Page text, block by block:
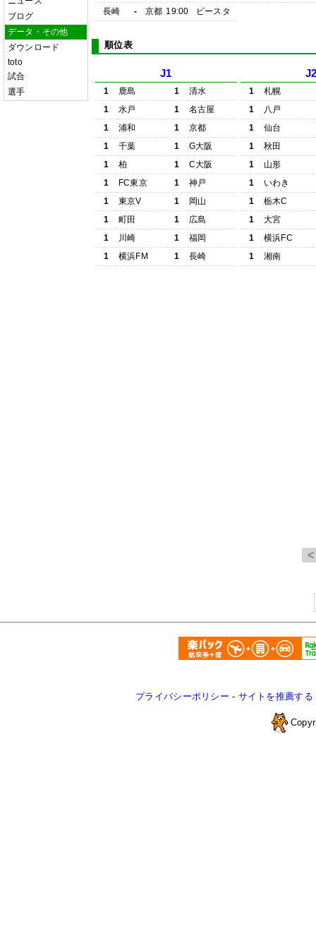
ブログ
データ・その他
ダウンロード
toto
試合
選手
長崎
- 京都 19:00 ピースタ
順位表
J1
1 鹿島 1
清水
1
水戸 1
名古屋
1
浦和 1
京都
1
千葉 1
G大阪
1
柏 1
C大阪
1
FC東京 1
神戸
1
東京V 1
岡山
1
町田 1
広島
1
川崎 1
福岡
1
横浜FM 1 長崎
1
札幌
1
八戸
1
仙台
1
秋田
1
山形
1
いわき
1
栃木C
1
大宮
1
横浜FC
1
湘南
プライバシーポリシー - サイトを推薦する